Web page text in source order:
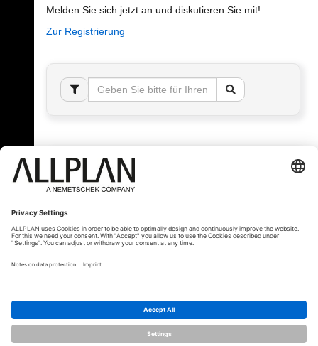
Melden Sie sich jetzt an und diskutieren Sie mit!
Zur Registrierung
Fehler!
Bitte melden Sie sich an, um dieses Thema sehen
zu können.
© ALLPLAN Schweiz AG ALLPLAN ist Teil derNemetschek Group